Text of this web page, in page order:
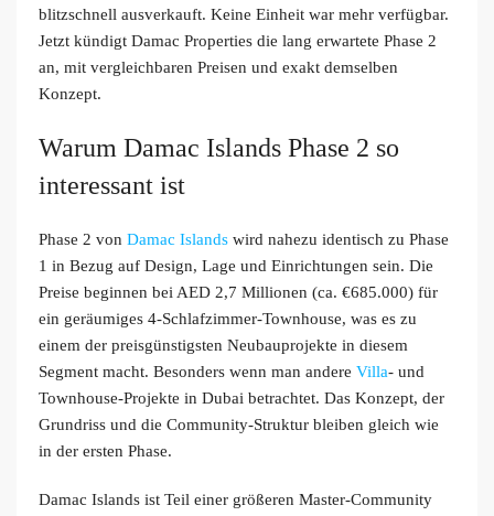
blitzschnell ausverkauft. Keine Einheit war mehr verfügbar.
Jetzt kündigt Damac Properties die lang erwartete Phase 2
an, mit vergleichbaren Preisen und exakt demselben
Konzept.
Warum Damac Islands Phase 2 so
interessant ist
Phase 2 von Damac Islands wird nahezu identisch zu Phase
1 in Bezug auf Design, Lage und Einrichtungen sein. Die
Preise beginnen bei AED 2,7 Millionen (ca. €685.000) für
ein geräumiges 4-Schlafzimmer-Townhouse, was es zu
einem der preisgünstigsten Neubauprojekte in diesem
Segment macht. Besonders wenn man andere Villa- und
Townhouse-Projekte in Dubai betrachtet. Das Konzept, der
Grundriss und die Community-Struktur bleiben gleich wie
in der ersten Phase.
Damac Islands ist Teil einer größeren Master-Community